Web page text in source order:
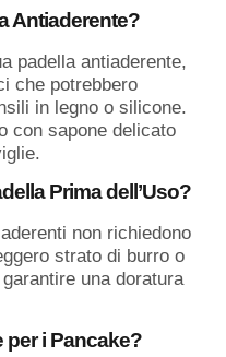
Antiaderente?
padella antiaderente,
che potrebbero
in legno o silicone.
con sapone delicato
Prima dell’Uso?
non richiedono
strato di burro o
una doratura
per i Pancake?